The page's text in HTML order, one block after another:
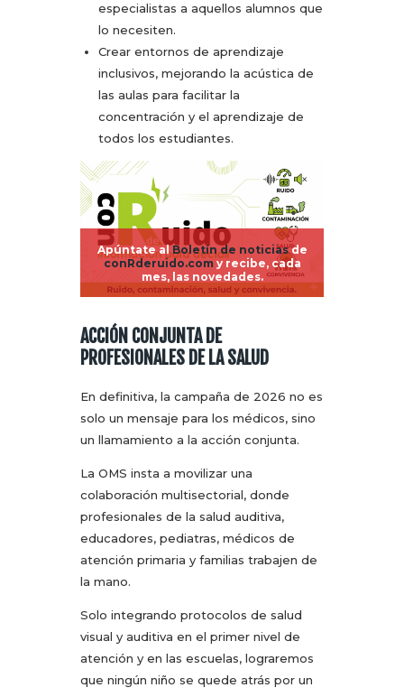
especialistas a aquellos alumnos que
lo necesiten.
Crear entornos de aprendizaje
inclusivos, mejorando la acústica de
las aulas para facilitar la
concentración y el aprendizaje de
todos los estudiantes.
Apúntate alBoletín de noticiasde
conRderuido.com y recibe, cada
mes, las novedades.
ACCIÓN CONJUNTA DE
PROFESIONALES DE LA SALUD
En definitiva, la campaña de 2026 no es
solo un mensaje para los médicos, sino
un llamamiento a la acción conjunta.
La OMS insta a movilizar una
colaboración multisectorial, donde
profesionales de la salud auditiva,
educadores, pediatras, médicos de
atención primaria y familias trabajen de
la mano.
Solo integrando protocolos de salud
visual y auditiva en el primer nivel de
atención y en las escuelas, lograremos
que ningún niño se quede atrás por un